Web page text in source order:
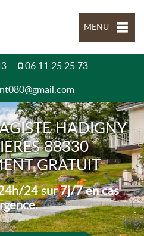
MENU
06 11 25 25 73
HADIGNY
88330
GRATUIT
24 sur 7j/7 en cas